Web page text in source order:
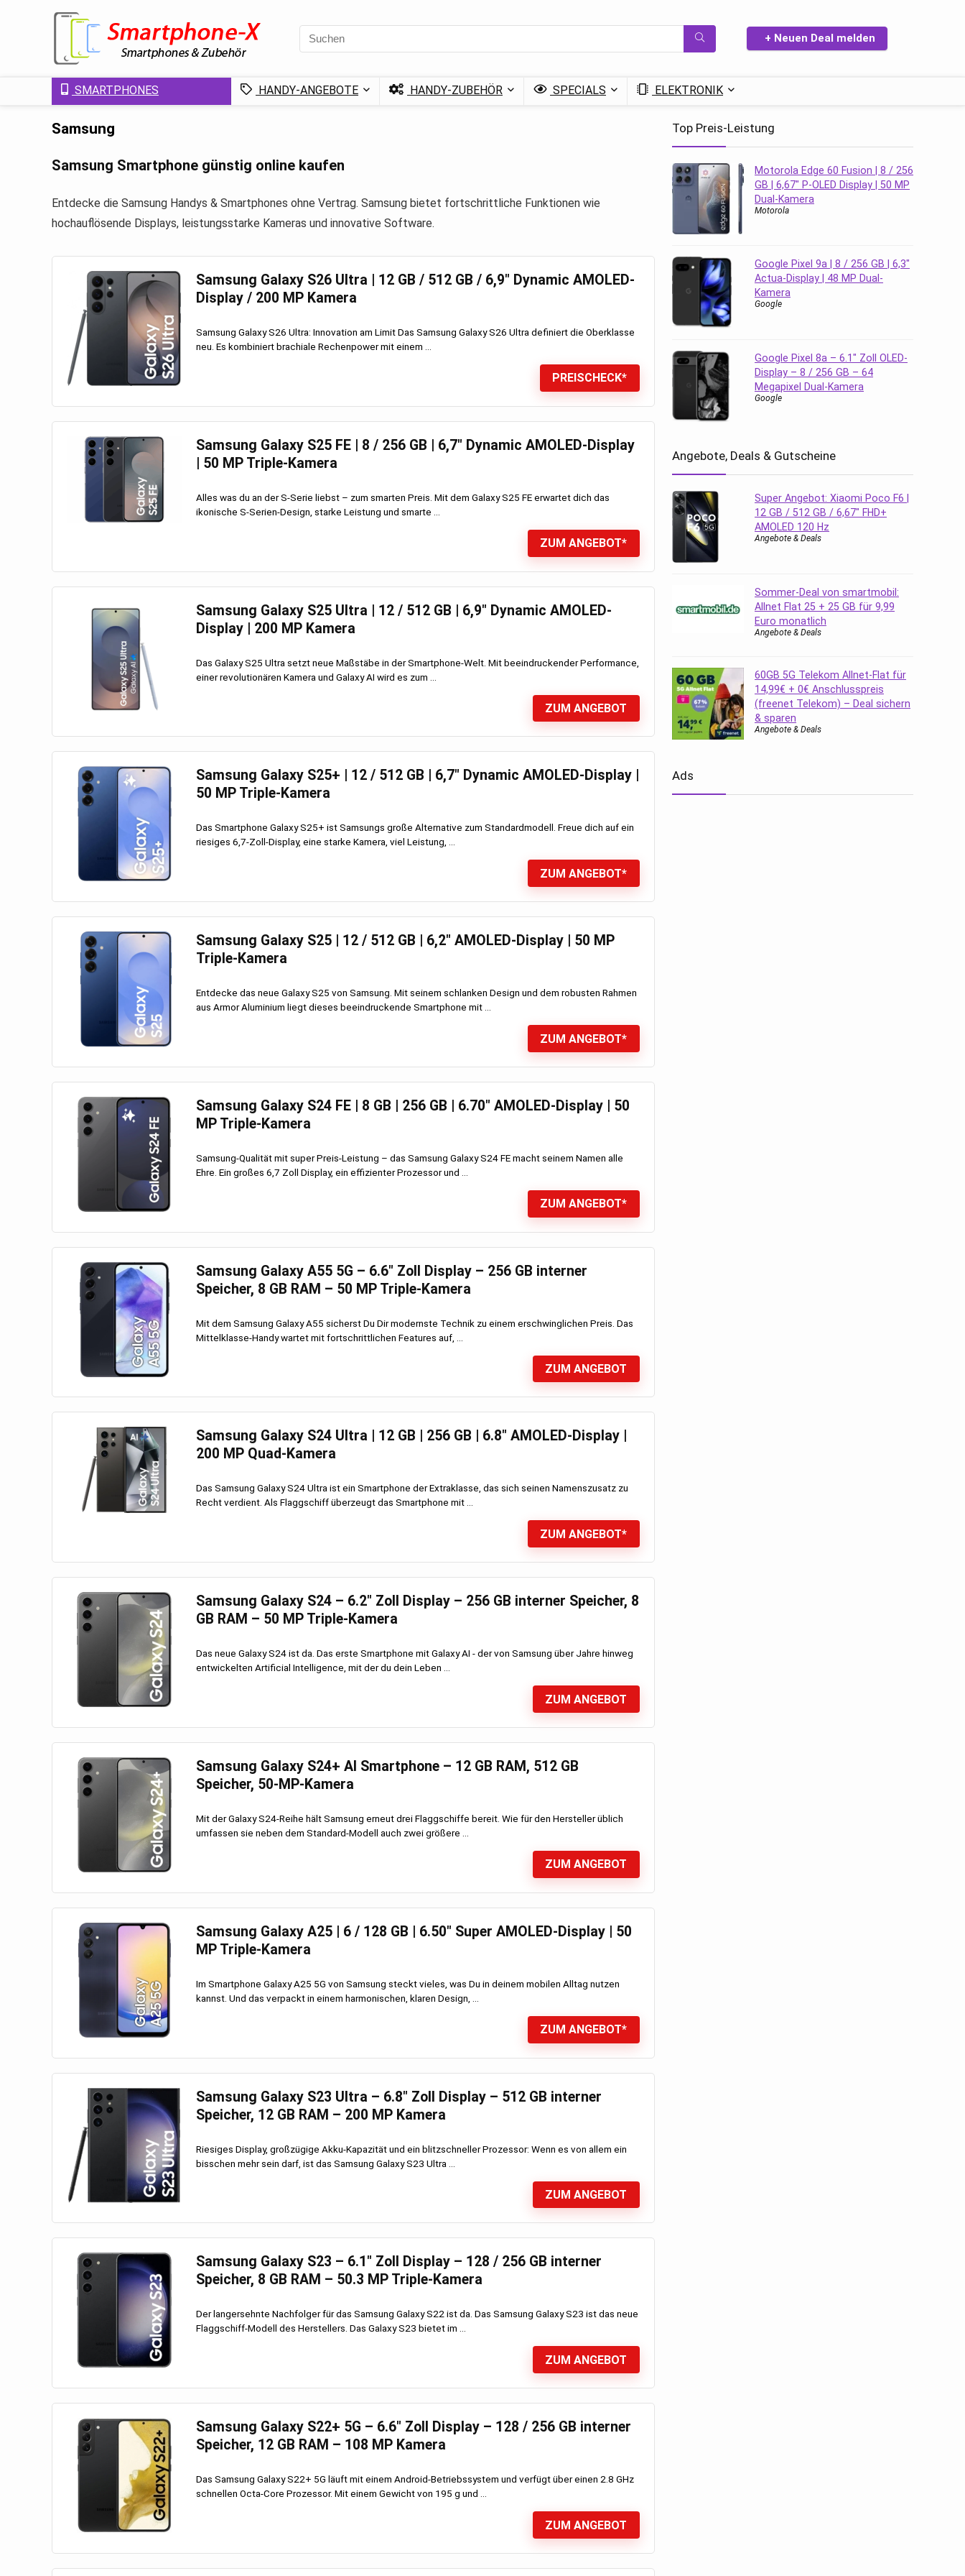
+ Neuen Deal melden
SMARTPHONES HANDY-ANGEBOTE HANDY-ZUBEHÖR SPECIALS ELEKTRONIK
Samsung
Samsung Smartphone günstig online kaufen
Entdecke die Samsung Handys & Smartphones ohne Vertrag. Samsung bietet fortschrittliche Funktionen wie
hochauflösende Displays, leistungsstarke Kameras und innovative Software.
Samsung Galaxy S26 Ultra | 12 GB / 512 GB / 6,9″ Dynamic AMOLED-
Display / 200 MP Kamera
Samsung Galaxy S26 Ultra: Innovation am Limit Das Samsung Galaxy S26 Ultra definiert die Oberklasse
neu. Es kombiniert brachiale Rechenpower mit einem ...
PREISCHECK*
Samsung Galaxy S25 FE | 8 / 256 GB | 6,7″ Dynamic AMOLED-Display
| 50 MP Triple-Kamera
Alles was du an der S-Serie liebst – zum smarten Preis. Mit dem Galaxy S25 FE erwartet dich das
ikonische S-Serien-Design, starke Leistung und smarte ...
ZUM ANGEBOT*
Samsung Galaxy S25 Ultra | 12 / 512 GB | 6,9″ Dynamic AMOLED-
Display | 200 MP Kamera
Das Galaxy S25 Ultra setzt neue Maßstäbe in der Smartphone-Welt. Mit beeindruckender Performance,
einer revolutionären Kamera und Galaxy AI wird es zum ...
ZUM ANGEBOT
Samsung Galaxy S25+ | 12 / 512 GB | 6,7″ Dynamic AMOLED-Display |
50 MP Triple-Kamera
Das Smartphone Galaxy S25+ ist Samsungs große Alternative zum Standardmodell. Freue dich auf ein
riesiges 6,7-Zoll-Display, eine starke Kamera, viel Leistung, ...
ZUM ANGEBOT*
Samsung Galaxy S25 | 12 / 512 GB | 6,2″ AMOLED-Display | 50 MP
Triple-Kamera
Entdecke das neue Galaxy S25 von Samsung. Mit seinem schlanken Design und dem robusten Rahmen
aus Armor Aluminium liegt dieses beeindruckende Smartphone mit ...
ZUM ANGEBOT*
Samsung Galaxy S24 FE | 8 GB | 256 GB | 6.70″ AMOLED-Display | 50
MP Triple-Kamera
Samsung-Qualität mit super Preis-Leistung – das Samsung Galaxy S24 FE macht seinem Namen alle
Ehre. Ein großes 6,7 Zoll Display, ein effizienter Prozessor und ...
ZUM ANGEBOT*
Samsung Galaxy A55 5G – 6.6″ Zoll Display – 256 GB interner
Speicher, 8 GB RAM – 50 MP Triple-Kamera
Mit dem Samsung Galaxy A55 sicherst Du Dir modernste Technik zu einem erschwinglichen Preis. Das
Mittelklasse-Handy wartet mit fortschrittlichen Features auf, ...
ZUM ANGEBOT
Samsung Galaxy S24 Ultra | 12 GB | 256 GB | 6.8″ AMOLED-Display |
200 MP Quad-Kamera
Das Samsung Galaxy S24 Ultra ist ein Smartphone der Extraklasse, das sich seinen Namenszusatz zu
Recht verdient. Als Flaggschiff überzeugt das Smartphone mit ...
ZUM ANGEBOT*
Samsung Galaxy S24 – 6.2″ Zoll Display – 256 GB interner Speicher, 8
GB RAM – 50 MP Triple-Kamera
Das neue Galaxy S24 ist da. Das erste Smartphone mit Galaxy AI - der von Samsung über Jahre hinweg
entwickelten Artificial Intelligence, mit der du dein Leben ...
ZUM ANGEBOT
Samsung Galaxy S24+ AI Smartphone – 12 GB RAM, 512 GB
Speicher, 50-MP-Kamera
Mit der Galaxy S24-Reihe hält Samsung erneut drei Flaggschiffe bereit. Wie für den Hersteller üblich
umfassen sie neben dem Standard-Modell auch zwei größere ...
ZUM ANGEBOT
Samsung Galaxy A25 | 6 / 128 GB | 6.50″ Super AMOLED-Display | 50
MP Triple-Kamera
Im Smartphone Galaxy A25 5G von Samsung steckt vieles, was Du in deinem mobilen Alltag nutzen
kannst. Und das verpackt in einem harmonischen, klaren Design, ...
ZUM ANGEBOT*
Samsung Galaxy S23 Ultra – 6.8″ Zoll Display – 512 GB interner
Speicher, 12 GB RAM – 200 MP Kamera
Riesiges Display, großzügige Akku-Kapazität und ein blitzschneller Prozessor: Wenn es von allem ein
bisschen mehr sein darf, ist das Samsung Galaxy S23 Ultra ...
ZUM ANGEBOT
Samsung Galaxy S23 – 6.1″ Zoll Display – 128 / 256 GB interner
Speicher, 8 GB RAM – 50.3 MP Triple-Kamera
Der langersehnte Nachfolger für das Samsung Galaxy S22 ist da. Das Samsung Galaxy S23 ist das neue
Flaggschiff-Modell des Herstellers. Das Galaxy S23 bietet im ...
ZUM ANGEBOT
Samsung Galaxy S22+ 5G – 6.6″ Zoll Display – 128 / 256 GB interner
Speicher, 12 GB RAM – 108 MP Kamera
Das Samsung Galaxy S22+ 5G läuft mit einem Android-Betriebssystem und verfügt über einen 2.8 GHz
schnellen Octa-Core Prozessor. Mit einem Gewicht von 195 g und ...
ZUM ANGEBOT
Top Preis-Leistung
Motorola Edge 60 Fusion | 8 / 256
GB | 6,67″ P-OLED Display | 50 MP
Dual-Kamera
Motorola
Google Pixel 9a | 8 / 256 GB | 6,3″
Actua-Display | 48 MP Dual-
Kamera
Google
Google Pixel 8a – 6.1″ Zoll OLED-
Display – 8 / 256 GB – 64
Megapixel Dual-Kamera
Google
Angebote, Deals & Gutscheine
Super Angebot: Xiaomi Poco F6 |
12 GB / 512 GB / 6,67″ FHD+
AMOLED 120 Hz
Angebote & Deals
Sommer-Deal von smartmobil:
Allnet Flat 25 + 25 GB für 9,99
Euro monatlich
Angebote & Deals
60GB 5G Telekom Allnet-Flat für
14,99€ + 0€ Anschlusspreis
(freenet Telekom) – Deal sichern
& sparen
Angebote & Deals
Ads